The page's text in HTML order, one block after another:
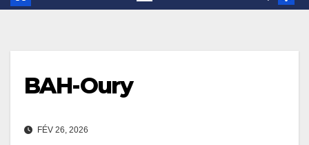
BAH-Oury
FÉV 26, 2026